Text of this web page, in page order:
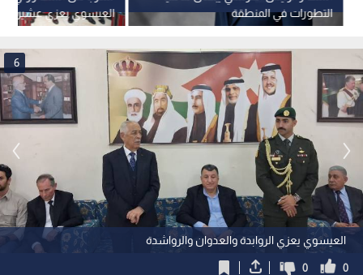
العيسوي يعزي عشيرة
التطورات في المنطقة
العيسوي يعزي الروابدة والعدوان والرواشدة
6
0
0